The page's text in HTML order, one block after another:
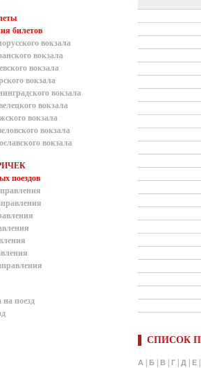
билетов
вокзала
вокзала
вокзала
вокзала
вокзала
вокзала
вокзала
вокзала
вокзала
поездов
на поезд
СПИСОК
А Б В Г Д Е